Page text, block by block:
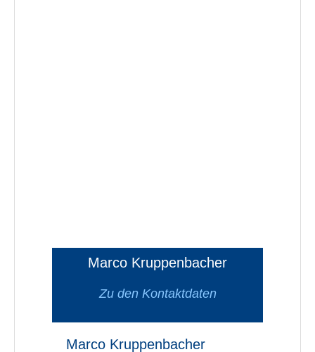
Marco Kruppenbacher
Zu den Kontaktdaten
Marco Kruppenbacher